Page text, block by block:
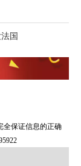
国
全保证信息的正确